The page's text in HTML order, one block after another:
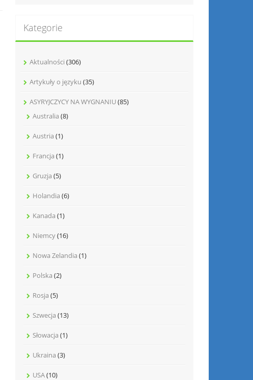
Kategorie
Aktualności (306)
Artykuły o języku (35)
ASYRYJCZYCY NA WYGNANIU(85)
Australia (8)
Austria (1)
Francja (1)
Gruzja (5)
Holandia (6)
Kanada (1)
Niemcy(16)
Nowa Zelandia (1)
Polska (2)
Rosja (5)
Szwecja (13)
Słowacja (1)
Ukraina (3)
USA(10)